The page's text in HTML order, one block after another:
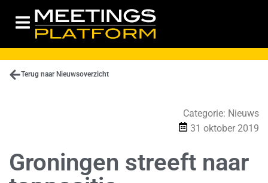
Terug naar Nieuwsoverzicht
Categorie: Nieuws
31 oktober 2019
Groningen streeft naar